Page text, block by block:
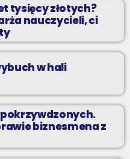
tysięcy złotych?
nauczycieli, ci
w hali
pokrzywdzonych.
biznesmena z